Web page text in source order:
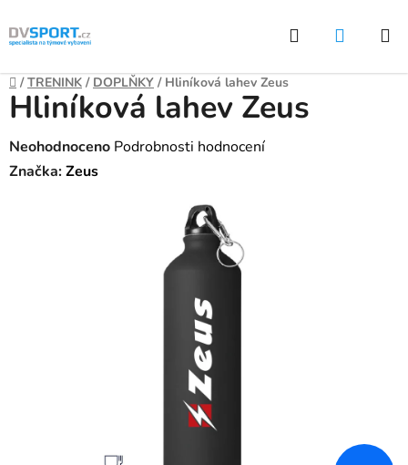
Přejít
na
Hledat
Domů
/ TRENINK / DOPLŇKY / Hliníková lahev Zeus
Hliníková lahev Zeus
Průměrné
hodnocení
Neohodnoceno Podrobnosti hodnocení
Značka:Zeus